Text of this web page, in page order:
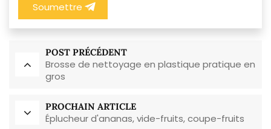
Soumettre
POST PRÉCÉDENT
Brosse de nettoyage en plastique pratique en
gros
PROCHAIN ARTICLE
Éplucheur d'ananas, vide-fruits, coupe-fruits